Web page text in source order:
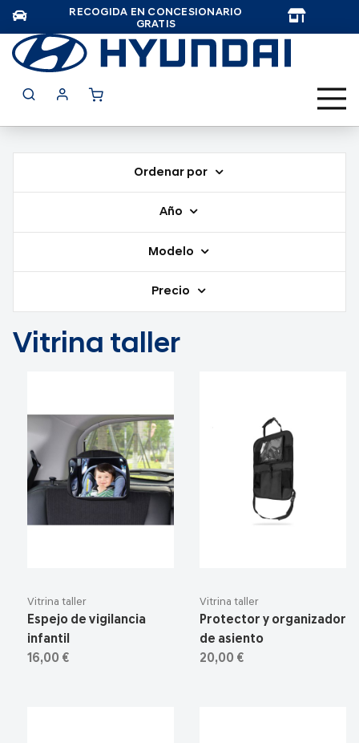
RECOGIDA EN CONCESIONARIO
GRATIS
Ordenar por
Año
Modelo
Precio
Vitrina taller
Vitrina taller
Espejo de vigilancia
infantil
16,00 €
Vitrina taller
Protector y organizador
de asiento
20,00 €